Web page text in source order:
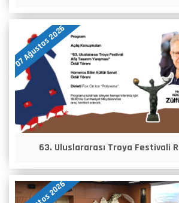
07 Ağustos 2026
63. Uluslararası Troya Festivali